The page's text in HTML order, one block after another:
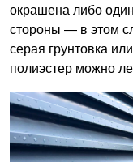
окрашена либо
стороны — в этом
серая грунтовка
полиэстер можно